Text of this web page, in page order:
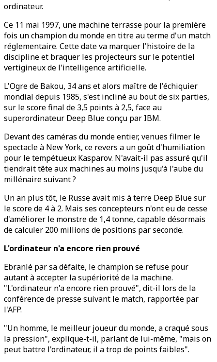
ordinateur.
Ce 11 mai 1997, une machine terrasse pour la première
fois un champion du monde en titre au terme d'un match
réglementaire. Cette date va marquer l'histoire de la
discipline et braquer les projecteurs sur le potentiel
vertigineux de l'intelligence artificielle.
L'Ogre de Bakou, 34 ans et alors maître de l'échiquier
mondial depuis 1985, s'est incliné au bout de six parties,
sur le score final de 3,5 points à 2,5, face au
superordinateur Deep Blue conçu par IBM.
Devant des caméras du monde entier, venues filmer le
spectacle à New York, ce revers a un goût d'humiliation
pour le tempétueux Kasparov. N'avait-il pas assuré qu'il
tiendrait tête aux machines au moins jusqu'à l'aube du
millénaire suivant ?
Un an plus tôt, le Russe avait mis à terre Deep Blue sur
le score de 4 à 2. Mais ses concepteurs n'ont eu de cesse
d'améliorer le monstre de 1,4 tonne, capable désormais
de calculer 200 millions de positions par seconde.
L'ordinateur n'a encore rien prouvé
Ebranlé par sa défaite, le champion se refuse pour
autant à accepter la supériorité de la machine.
"L'ordinateur n'a encore rien prouvé", dit-il lors de la
conférence de presse suivant le match, rapportée par
l'AFP.
"Un homme, le meilleur joueur du monde, a craqué sous
la pression", explique-t-il, parlant de lui-même, "mais on
peut battre l'ordinateur, il a trop de points faibles".